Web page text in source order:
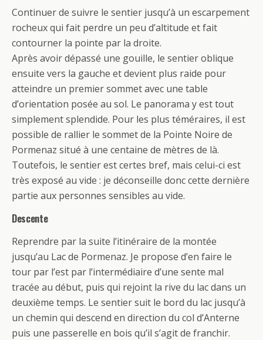
Continuer de suivre le sentier jusqu’à un escarpement
rocheux qui fait perdre un peu d’altitude et fait
contourner la pointe par la droite.
Après avoir dépassé une gouille, le sentier oblique
ensuite vers la gauche et devient plus raide pour
atteindre un premier sommet avec une table
d’orientation posée au sol. Le panorama y est tout
simplement splendide. Pour les plus téméraires, il est
possible de rallier le sommet de la Pointe Noire de
Pormenaz situé à une centaine de mètres de là.
Toutefois, le sentier est certes bref, mais celui-ci est
très exposé au vide : je déconseille donc cette dernière
partie aux personnes sensibles au vide.
Descente
Reprendre par la suite l’itinéraire de la montée
jusqu’au Lac de Pormenaz. Je propose d’en faire le
tour par l’est par l’intermédiaire d’une sente mal
tracée au début, puis qui rejoint la rive du lac dans un
deuxième temps. Le sentier suit le bord du lac jusqu’à
un chemin qui descend en direction du col d’Anterne
puis une passerelle en bois qu’il s’agit de franchir.